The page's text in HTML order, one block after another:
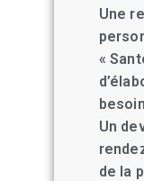
Une
«
Un
de la